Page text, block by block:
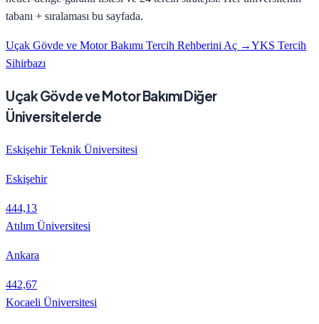
tabanı + sıralaması bu sayfada.
Uçak Gövde ve Motor Bakımı Tercih Rehberini Aç →YKS Tercih
Sihirbazı
Uçak Gövde ve Motor Bakımı Diğer
Üniversitelerde
Eskişehir Teknik Üniversitesi
Eskişehir
444,13
Atılım Üniversitesi
Ankara
442,67
Kocaeli Üniversitesi